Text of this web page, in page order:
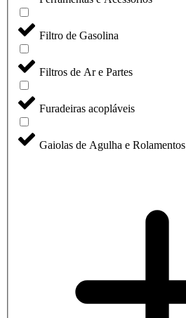
Filtro de Gasolina
Filtros de Ar e Partes
Furadeiras acopláveis
Gaiolas de Agulha e Rolamentos